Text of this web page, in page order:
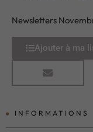
Newsletters
Ajouter à ma
INFORMATIONS